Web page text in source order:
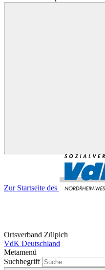
Zur Startseite des
Ortsverband Zülpich
VdK Deutschland
Metamenü
Suchbegriff